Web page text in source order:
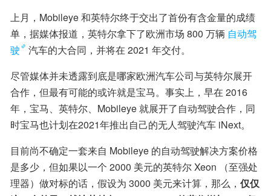
上月，Mobileye 和英特尔终于交出了首份有含金量的成绩
单，据媒体报道，英特尔拿下了欧洲市场 800 万辆 自动驾
驶
汽车的大合同，并将在 2021 年交付。
尽管媒体并未透露到底是哪家欧洲汽车公司与英特尔展开
合作，但最有可能的或许就是宝马。事实上，早在 2016
年，宝马、英特尔、Mobileye 就展开了自动驾驶合作，同
时宝马也计划在2021年推出自己的无人驾驶汽车 iNext。
目前尚不确定一套来自 Mobileye 的自动驾驶解决方案价格
是多少，但如果以一个 2000 美元的英特尔 Xeon （至强处
理器）做对标的话，假设为 3000 美元来计算，那么， 仅仅